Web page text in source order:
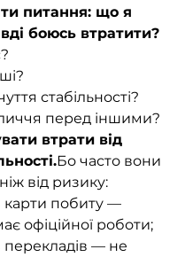
питання: що я
боюсь втратити?
стабільності?
перед іншими?
втрати від
Бо часто вони
від ризику:
карти побиту —
офіційної роботи;
перекладів — не